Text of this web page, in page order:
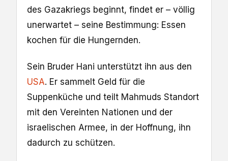
des Gazakriegs beginnt, findet er – völlig
unerwartet – seine Bestimmung: Essen
kochen für die Hungernden.
Sein Bruder Hani unterstützt ihn aus den
USA. Er sammelt Geld für die
Suppenküche und teilt Mahmuds Standort
mit den Vereinten Nationen und der
israelischen Armee, in der Hoffnung, ihn
dadurch zu schützen.